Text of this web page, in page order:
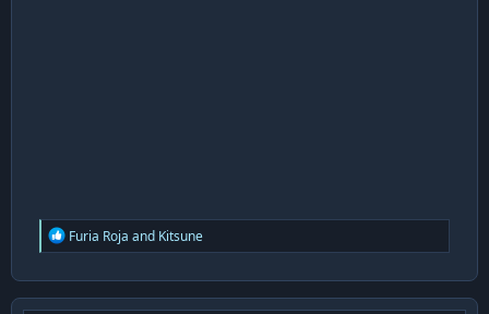
R
e
c
t
Furia Roja and Kitsune